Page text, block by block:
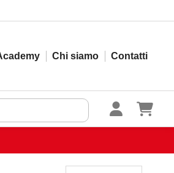
Chi siamo Contatti